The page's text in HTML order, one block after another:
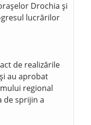
Drochia și
lucrărilor
de realizările
au aprobat
regional
sprijin a